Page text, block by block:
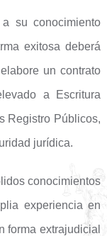
a su conocimiento
exitosa deberá
un contrato
a Escritura
Registro Públicos,
jurídica.
conocimientos
experiencia en
forma extrajudicial